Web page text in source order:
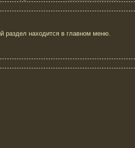
раздел находится в главном меню.